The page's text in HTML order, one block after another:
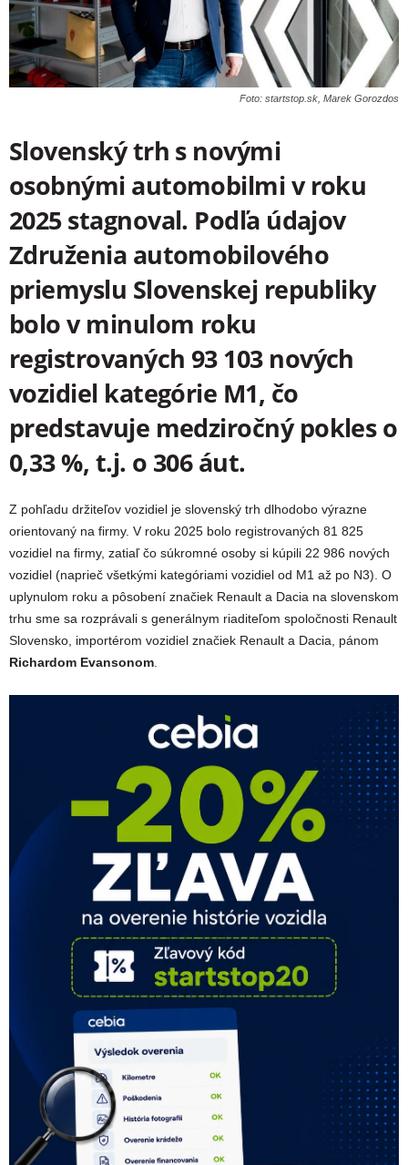
Foto: startstop.sk, Marek Gorozdos
Slovenský trh s novými
osobnými automobilmi v roku
2025 stagnoval. Podľa údajov
Združenia automobilového
priemyslu Slovenskej republiky
bolo v minulom roku
registrovaných 93 103 nových
vozidiel kategórie M1, čo
predstavuje medziročný pokles o
0,33 %, t.j. o 306 áut.
Z pohľadu držiteľov vozidiel je slovenský trh dlhodobo výrazne
orientovaný na firmy. V roku 2025 bolo registrovaných 81 825
vozidiel na firmy, zatiaľ čo súkromné osoby si kúpili 22 986 nových
vozidiel (naprieč všetkými kategóriami vozidiel od M1 až po N3). O
uplynulom roku a pôsobení značiek Renault a Dacia na slovenskom
trhu sme sa rozprávali s generálnym riaditeľom spoločnosti Renault
Slovensko, importérom vozidiel značiek Renault a Dacia, pánom
Richardom Evansonom.